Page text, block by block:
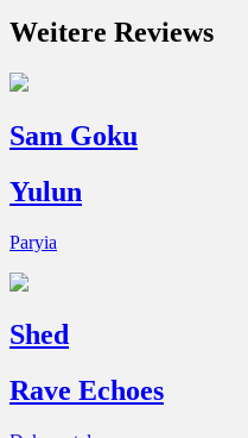
Weitere Reviews
Sam Goku
Yulun
Paryia
Shed
Rave Echoes